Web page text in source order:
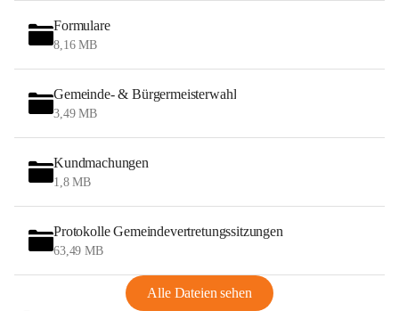
Formulare
8,16 MB
Gemeinde- & Bürgermeisterwahl
3,49 MB
Kundmachungen
1,8 MB
Protokolle Gemeindevertretungssitzungen
63,49 MB
Alle Dateien sehen